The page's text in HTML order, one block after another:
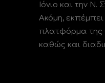
Ιόνιο και την
Ακόμη,
πλατφόρμα της
καθώς και